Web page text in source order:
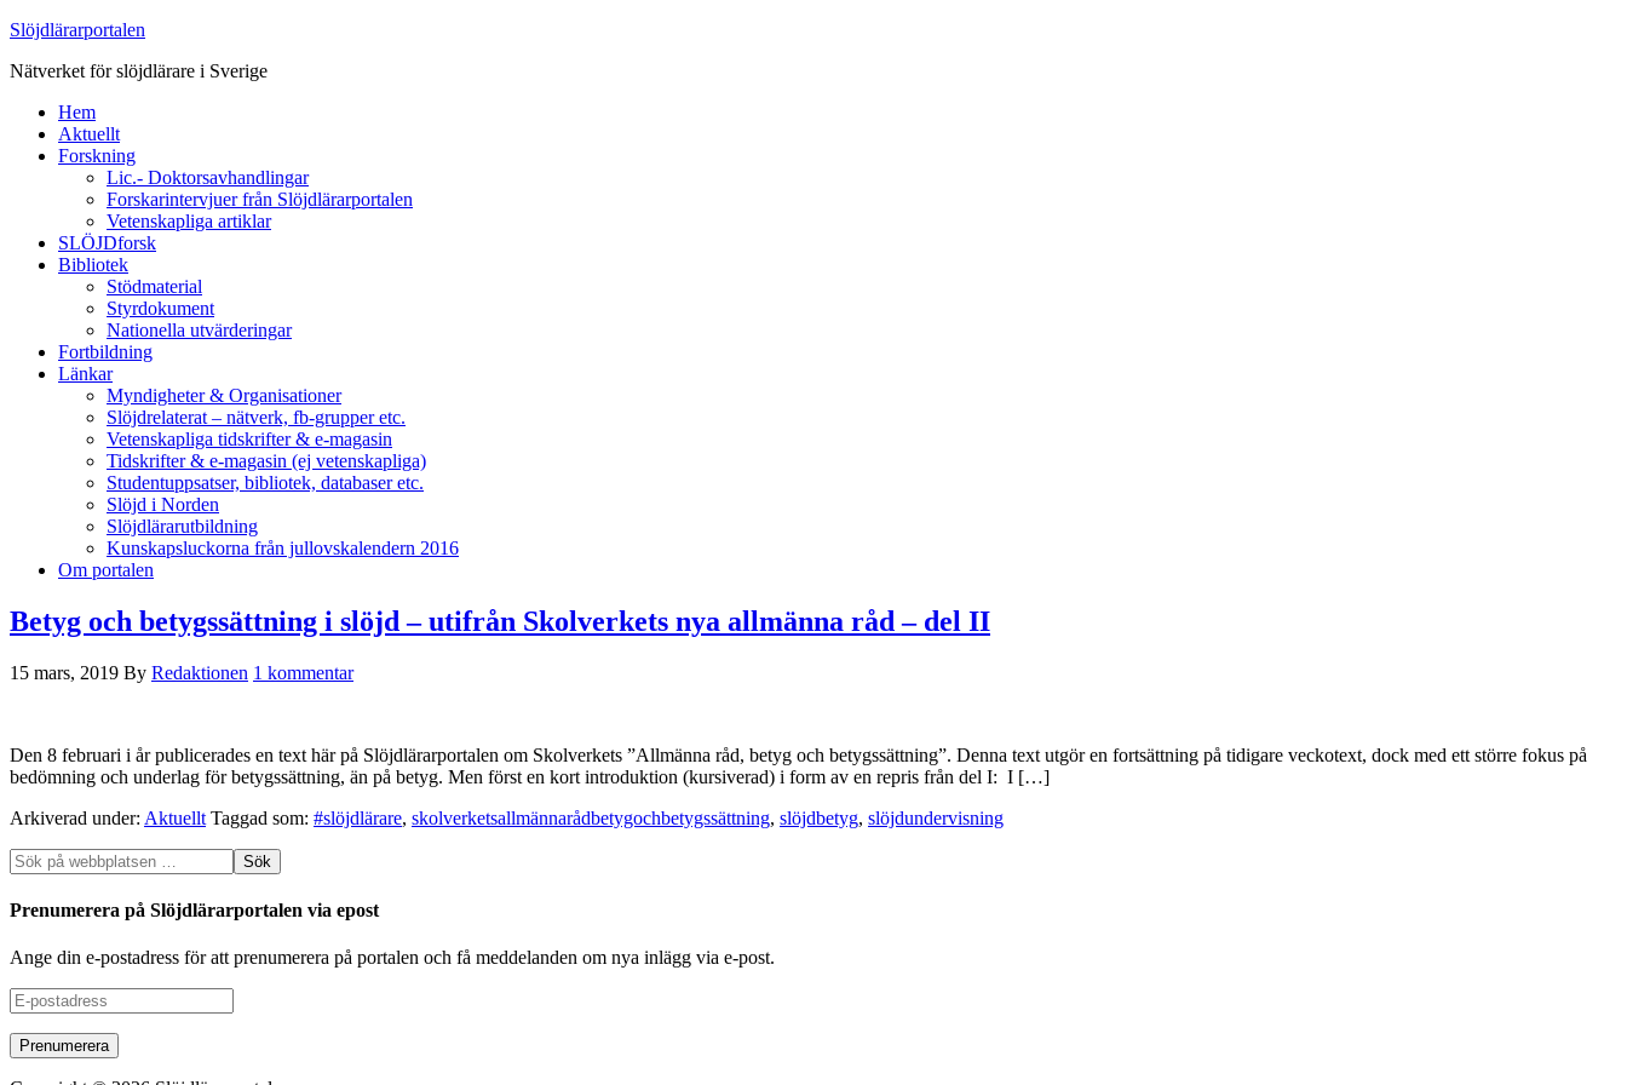
Slöjdlärarportalen
Nätverket för slöjdlärare i Sverige
Hem
Aktuellt
Forskning
Lic.- Doktorsavhandlingar
Forskarintervjuer från Slöjdlärarportalen
Vetenskapliga artiklar
SLÖJDforsk
Bibliotek
Stödmaterial
Styrdokument
Nationella utvärderingar
Fortbildning
Länkar
Myndigheter & Organisationer
Slöjdrelaterat – nätverk, fb-grupper etc.
Vetenskapliga tidskrifter & e-magasin
Tidskrifter & e-magasin (ej vetenskapliga)
Studentuppsatser, bibliotek, databaser etc.
Slöjd i Norden
Slöjdlärarutbildning
Kunskapsluckorna från jullovskalendern 2016
Om portalen
Betyg och betygssättning i slöjd – utifrån Skolverkets nya allmänna råd – del II
15 mars, 2019 By Redaktionen 1 kommentar
Den 8 februari i år publicerades en text här på Slöjdlärarportalen om Skolverkets ”Allmänna råd, betyg och betygssättning”. Denna text utgör en fortsättning på tidigare veckotext, dock med ett större fokus på
bedömning och underlag för betygssättning, än på betyg. Men först en kort introduktion (kursiverad) i form av en repris från del I: I […]
Arkiverad under: Aktuellt Taggad som: #slöjdlärare, skolverketsallmännarådbetygochbetygssättning, slöjdbetyg, slöjdundervisning
Prenumerera på Slöjdlärarportalen via epost
Ange din e-postadress för att prenumerera på portalen och få meddelanden om nya inlägg via e-post.
E-
postadress